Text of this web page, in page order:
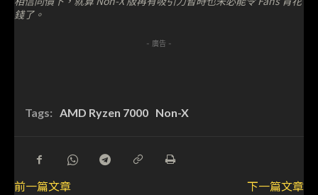
錢了。
- 廣告 -
Tags: AMD Ryzen 7000 Non-X
前一篇文章
下一篇文章